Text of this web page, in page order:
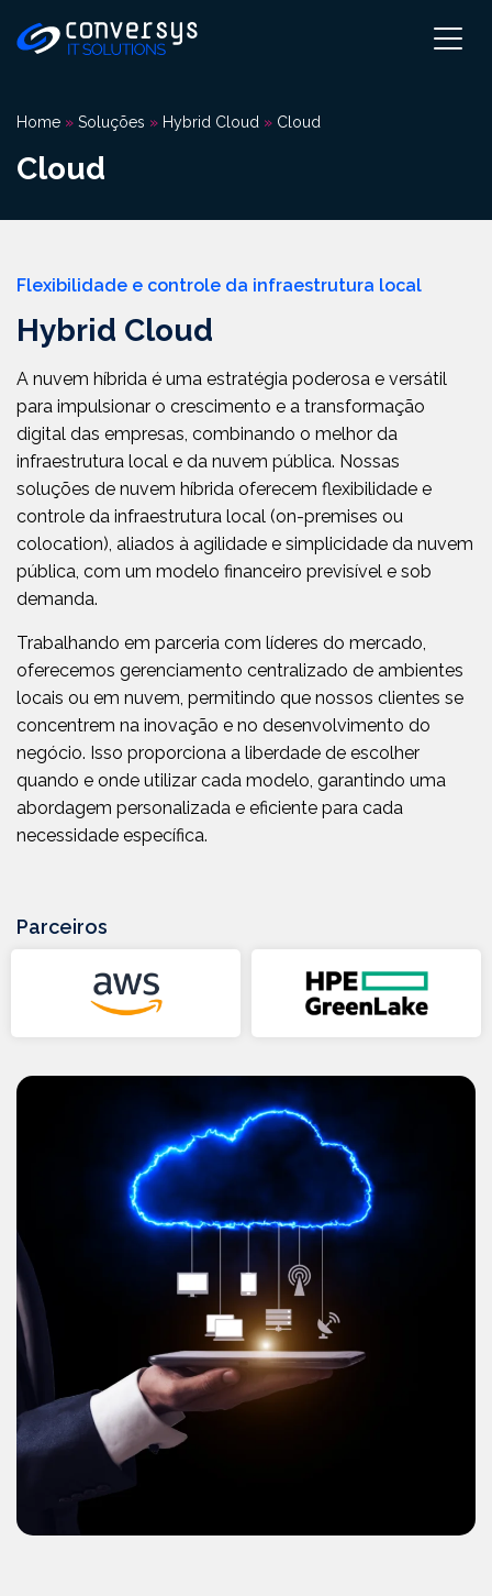
para
Home » Soluções » Hybrid Cloud » Cloud
Cloud
Flexibilidade e controle da infraestrutura local
Hybrid Cloud
A nuvem híbrida é uma estratégia poderosa e versátil
para impulsionar o crescimento e a transformação
digital das empresas, combinando o melhor da
infraestrutura local e da nuvem pública. Nossas
soluções de nuvem híbrida oferecem flexibilidade e
controle da infraestrutura local (on-premises ou
colocation), aliados à agilidade e simplicidade da nuvem
pública, com um modelo financeiro previsível e sob
demanda.
Trabalhando em parceria com líderes do mercado,
oferecemos gerenciamento centralizado de ambientes
locais ou em nuvem, permitindo que nossos clientes se
concentrem na inovação e no desenvolvimento do
negócio. Isso proporciona a liberdade de escolher
quando e onde utilizar cada modelo, garantindo uma
abordagem personalizada e eficiente para cada
necessidade específica.
Parceiros